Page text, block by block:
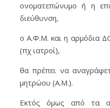
ονοματεπώνυμο ή η
διεύθυνση,
ο Α.Φ.Μ. και η αρμόδια
(πχ ιατροί),
θα πρέπει να
μητρώου (Α.Μ.).
Εκτός όμως από τα